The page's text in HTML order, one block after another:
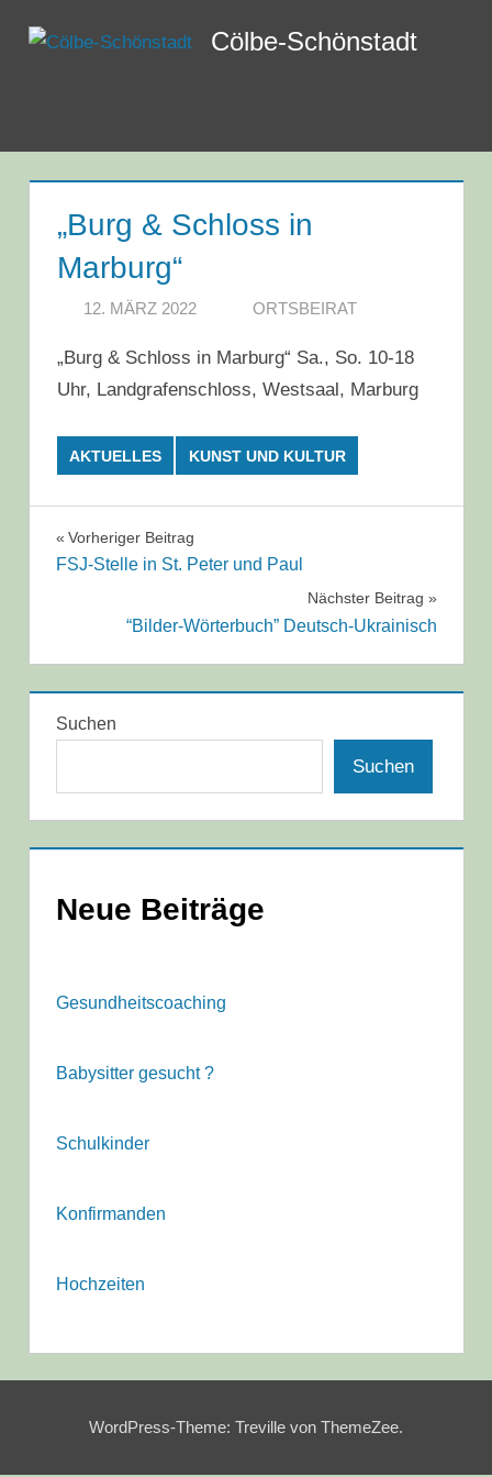
Inhalt
Cölbe-Schönstadt
„Burg & Schloss in
Marburg“
12. MÄRZ 2022 ORTSBEIRAT
„Burg & Schloss in Marburg“ Sa., So. 10-18
Uhr, Landgrafenschloss, Westsaal, Marburg
AKTUELLES KUNST UND KULTUR
Beitragsnavigation
Vorheriger Beitrag
FSJ-Stelle in St. Peter und Paul
Nächster Beitrag
“Bilder-Wörterbuch” Deutsch-Ukrainisch
Suchen
Suchen
Neue Beiträge
Gesundheitscoaching
Babysitter gesucht ?
Schulkinder
Konfirmanden
Hochzeiten
WordPress-Theme: Treville von ThemeZee.